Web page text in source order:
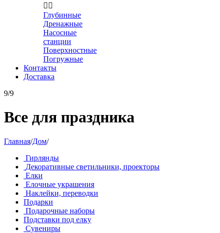
 
Глубинные
Дренажные
Насосные
станции
Поверхностные
Погружные
Контакты
Доставка
9/9
Все для праздника
Главная/Дом/
Гирлянды
Декоративные светильники, проекторы
Елки
Елочные украшения
Наклейки, переводки
Подарки
Подарочные наборы
Подставки под елку
Сувениры